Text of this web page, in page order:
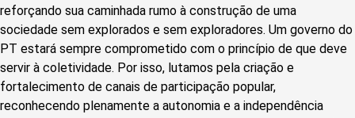
reforçando sua caminhada rumo à construção de uma
sociedade sem explorados e sem exploradores. Um governo do
PT estará sempre comprometido com o princípio de que deve
servir à coletividade. Por isso, lutamos pela criação e
fortalecimento de canais de participação popular,
reconhecendo plenamente a autonomia e a independência